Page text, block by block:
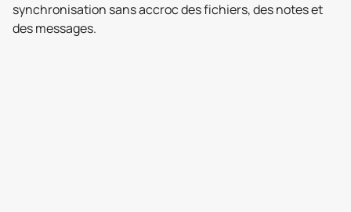
synchronisation sans accroc des fichiers, des notes et
des messages.